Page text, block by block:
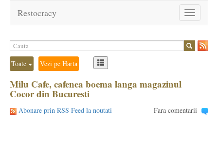
Toggle
navigation
Restocracy
Toate Vezi pe Harta
Milu Cafe, cafenea boema langa magazinul
Cocor din Bucuresti
Abonare prin RSS Feed la noutati Fara comentarii